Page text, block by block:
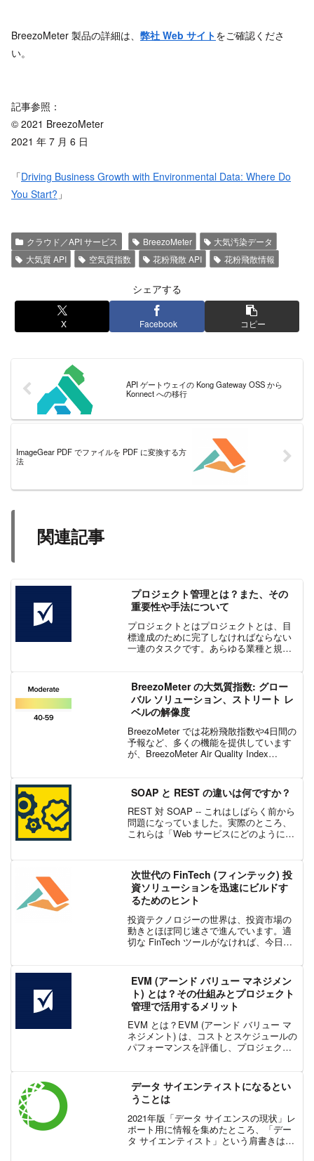
BreezoMeter 製品の詳細は、 弊社 Web サイトをご確認くださ
い。
記事参照：
© 2021 BreezoMeter
2021 年 7 月 6 日
「Driving Business Growth with Environmental Data: Where Do
You Start? 」
クラウド／API サービス BreezoMeter
大気汚染データ
大気質 API
空気質指数 花粉飛散 API 花粉飛散情報
シェアする
X Facebook コピー
API ゲートウェイの Kong Gateway OSS から
Konnect への移行
ImageGear PDF でファイルを PDF に変換する方
法
関連記事
プロジェクト管理とは？また、その
重要性や手法について
プロジェクトとはプロジェクトとは、目
標達成のために完了しなければならない
一連のタスクです。あらゆる業種と規模
でいます。プロジェクトはプロセスとは
異なります。プロセスは、...
BreezoMeter の大気質指数: グロー
バル ソリューション、ストリート レ
ベルの解像度
BreezoMeter では花粉飛散指数や4日間の
予報など、多くの機能を提供しています
が、BreezoMeter Air Quality Index
SOAP と REST の違いは何ですか？
REST 対 SOAP -- これはしばらく前から
問題になっていました。実際のところ、
これらは「Web サービスにどのようにア
かを選択するのは意外と難しいもので
す。...
次世代の FinTech (フィンテック) 投
資ソリューションを迅速にビルドす
るためのヒント
投資テクノロジーの世界は、投資市場の
動きとほぼ同じ速さで進んでいます。適
切な FinTech ツールがなければ、今日の
のため、主要な金融サービスへのアクセ
スを拡大したい...
EVM (アーンド バリュー マネジメン
ト) とは？その仕組みとプロジェクト
管理で活用するメリット
EVM とは？EVM (アーンド バリュー マ
ネジメント) は、コストとスケジュールの
パフォーマンスを評価し、プロジェクト
ってプロジェクトの各活動に値を割り当
てます。活...
データ サイエンティストになるとい
うことは
2021年版「データ サイエンスの現状」レ
ポート用に情報を集めたところ、「デー
タ サイエンティスト」という肩書きはど